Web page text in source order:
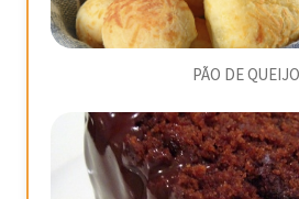
PÃO DE QUEIJO